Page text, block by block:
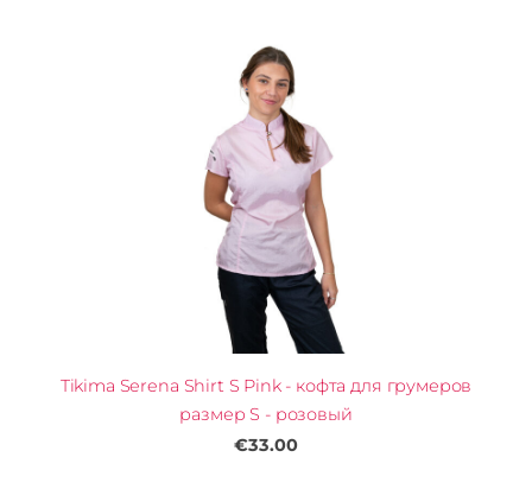
Tikima Serena Shirt S Pink - кофта для грумеров
размер S - розовый
€33.00